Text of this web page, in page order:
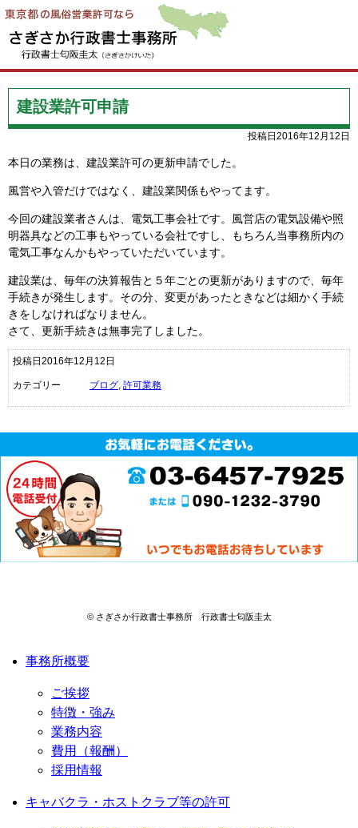
建設業許可申請
投稿日2016年12月12日
本日の業務は、建設業許可の更新申請でした。
風営や入管だけではなく、建設業関係もやってます。
今回の建設業者さんは、電気工事会社です。風営店の電気設備や照
明器具などの工事もやっている会社ですし、もちろん当事務所内の
電気工事なんかもやっていただいています。
建設業は、毎年の決算報告と５年ごとの更新がありますので、毎年
手続きが発生します。その分、変更があったときなどは細かく手続
きをしなければなりません。
さて、更新手続きは無事完了しました。
投稿日2016年12月12日
カテゴリー ブログ, 許可業務
© さぎさか行政書士事務所 行政書士匂阪圭太
事務所概要
ご挨拶
特徴・強み
業務内容
費用（報酬）
採用情報
キャバクラ・ホストクラブ等の許可